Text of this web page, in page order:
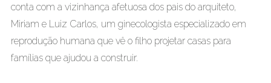
conta com a vizinhança afetuosa dos pais do arquiteto,
Miriam e Luiz Carlos, um ginecologista especializado em
reprodução humana que vê o filho projetar casas para
famílias que ajudou a construir.